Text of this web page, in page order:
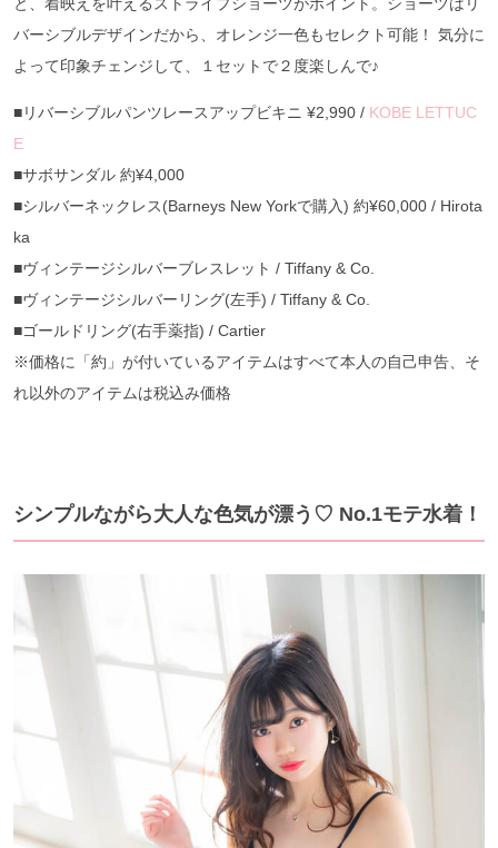
バーシブルデザインだから、オレンジ一色もセレクト可能！ 気分に
よって印象チェンジして、１セットで２度楽しんで♪
■リバーシブルパンツレースアップビキニ ¥2,990 / KOBE LETTUC
E
■サボサンダル 約¥4,000
■シルバーネックレス(Barneys New Yorkで購入) 約¥60,000 / Hirota
ka
■ヴィンテージシルバーブレスレット / Tiffany & Co.
■ヴィンテージシルバーリング(左手) / Tiffany & Co.
■ゴールドリング(右手薬指) / Cartier
※価格に「約」が付いているアイテムはすべて本人の自己申告、そ
れ以外のアイテムは税込み価格
シンプルながら大人な色気が漂う♡ No.1モテ水着！